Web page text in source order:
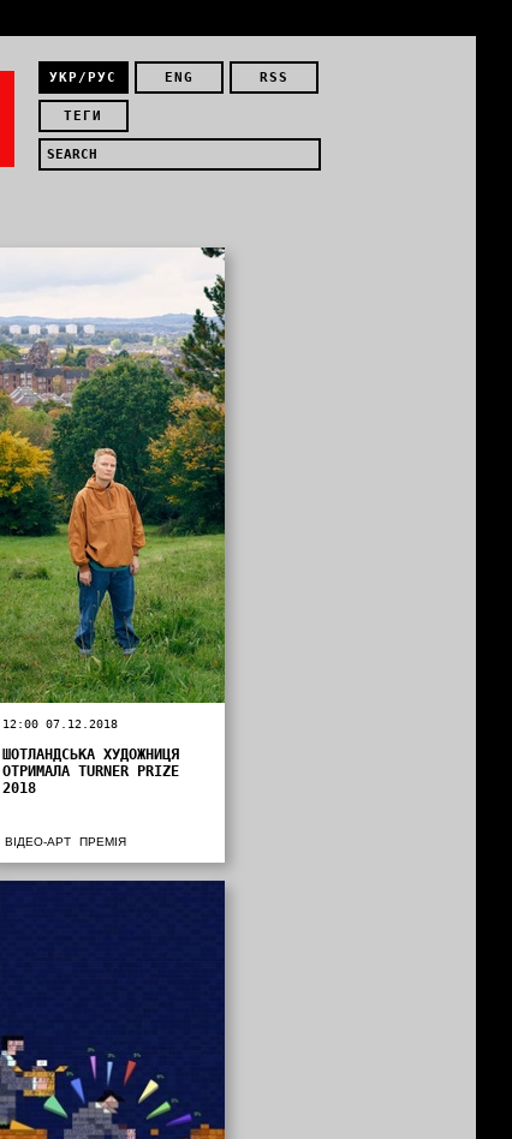
УКР/РУС ENG RSS
ТЕГИ
12:00 07.12.2018
ШОТЛАНДСЬКА ХУДОЖНИЦЯ
ОТРИМАЛА TURNER PRIZE
2018
ВІДЕО-АРТ ПРЕМІЯ